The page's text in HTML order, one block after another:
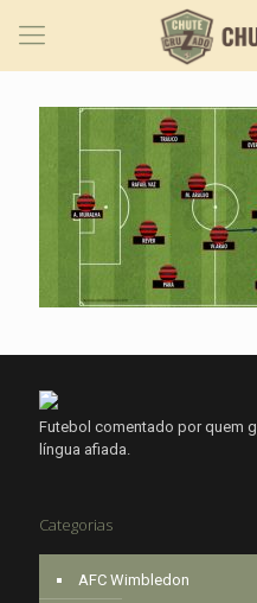
Futebol comentado por quem
língua afiada.
Categorias
AFC Wimbledon